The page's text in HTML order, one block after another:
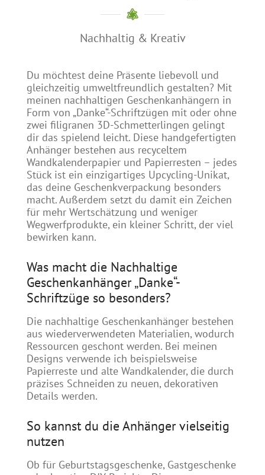
Nachhaltig & Kreativ
Du möchtest deine Präsente liebevoll und
gleichzeitig umweltfreundlich gestalten? Mit
meinen nachhaltigen Geschenkanhängern in
Form von „Danke“-Schriftzügen mit oder ohne
zwei filigranen 3D-Schmetterlingen gelingt
dir das spielend leicht. Diese handgefertigten
Anhänger bestehen aus recyceltem
Wandkalenderpapier und Papierresten – jedes
Stück ist ein einzigartiges Upcycling-Unikat,
das deine Geschenkverpackung besonders
macht. Außerdem setzt du damit ein Zeichen
für mehr Wertschätzung und weniger
Wegwerfprodukte, ein kleiner Schritt, der viel
bewirken kann.
Was macht die Nachhaltige
Geschenkanhänger „Danke“-
Schriftzüge so besonders?
Die nachhaltige Geschenkanhänger bestehen
aus wiederverwendeten Materialien, wodurch
Ressourcen geschont werden. Bei meinen
Designs verwende ich beispielsweise
Papierreste und alte Wandkalender, die durch
präzises Schneiden zu neuen, dekorativen
Details werden.
So kannst du die Anhänger vielseitig
nutzen
Ob für Geburtstagsgeschenke, Gastgeschenke